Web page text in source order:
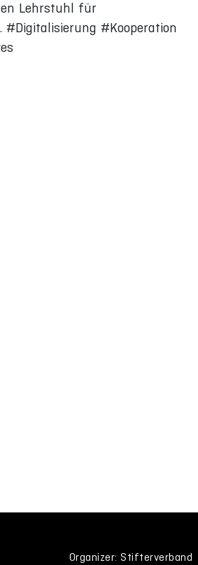
Lehrstuhl für
#Kooperation
Organizer: Stifterverband